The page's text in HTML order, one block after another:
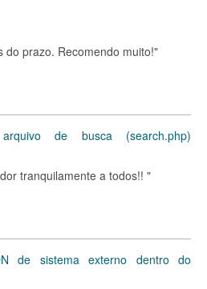
do prazo. Recomendo muito!"
de busca (search.php)
tranquilamente a todos!! "
de sistema externo dentro do